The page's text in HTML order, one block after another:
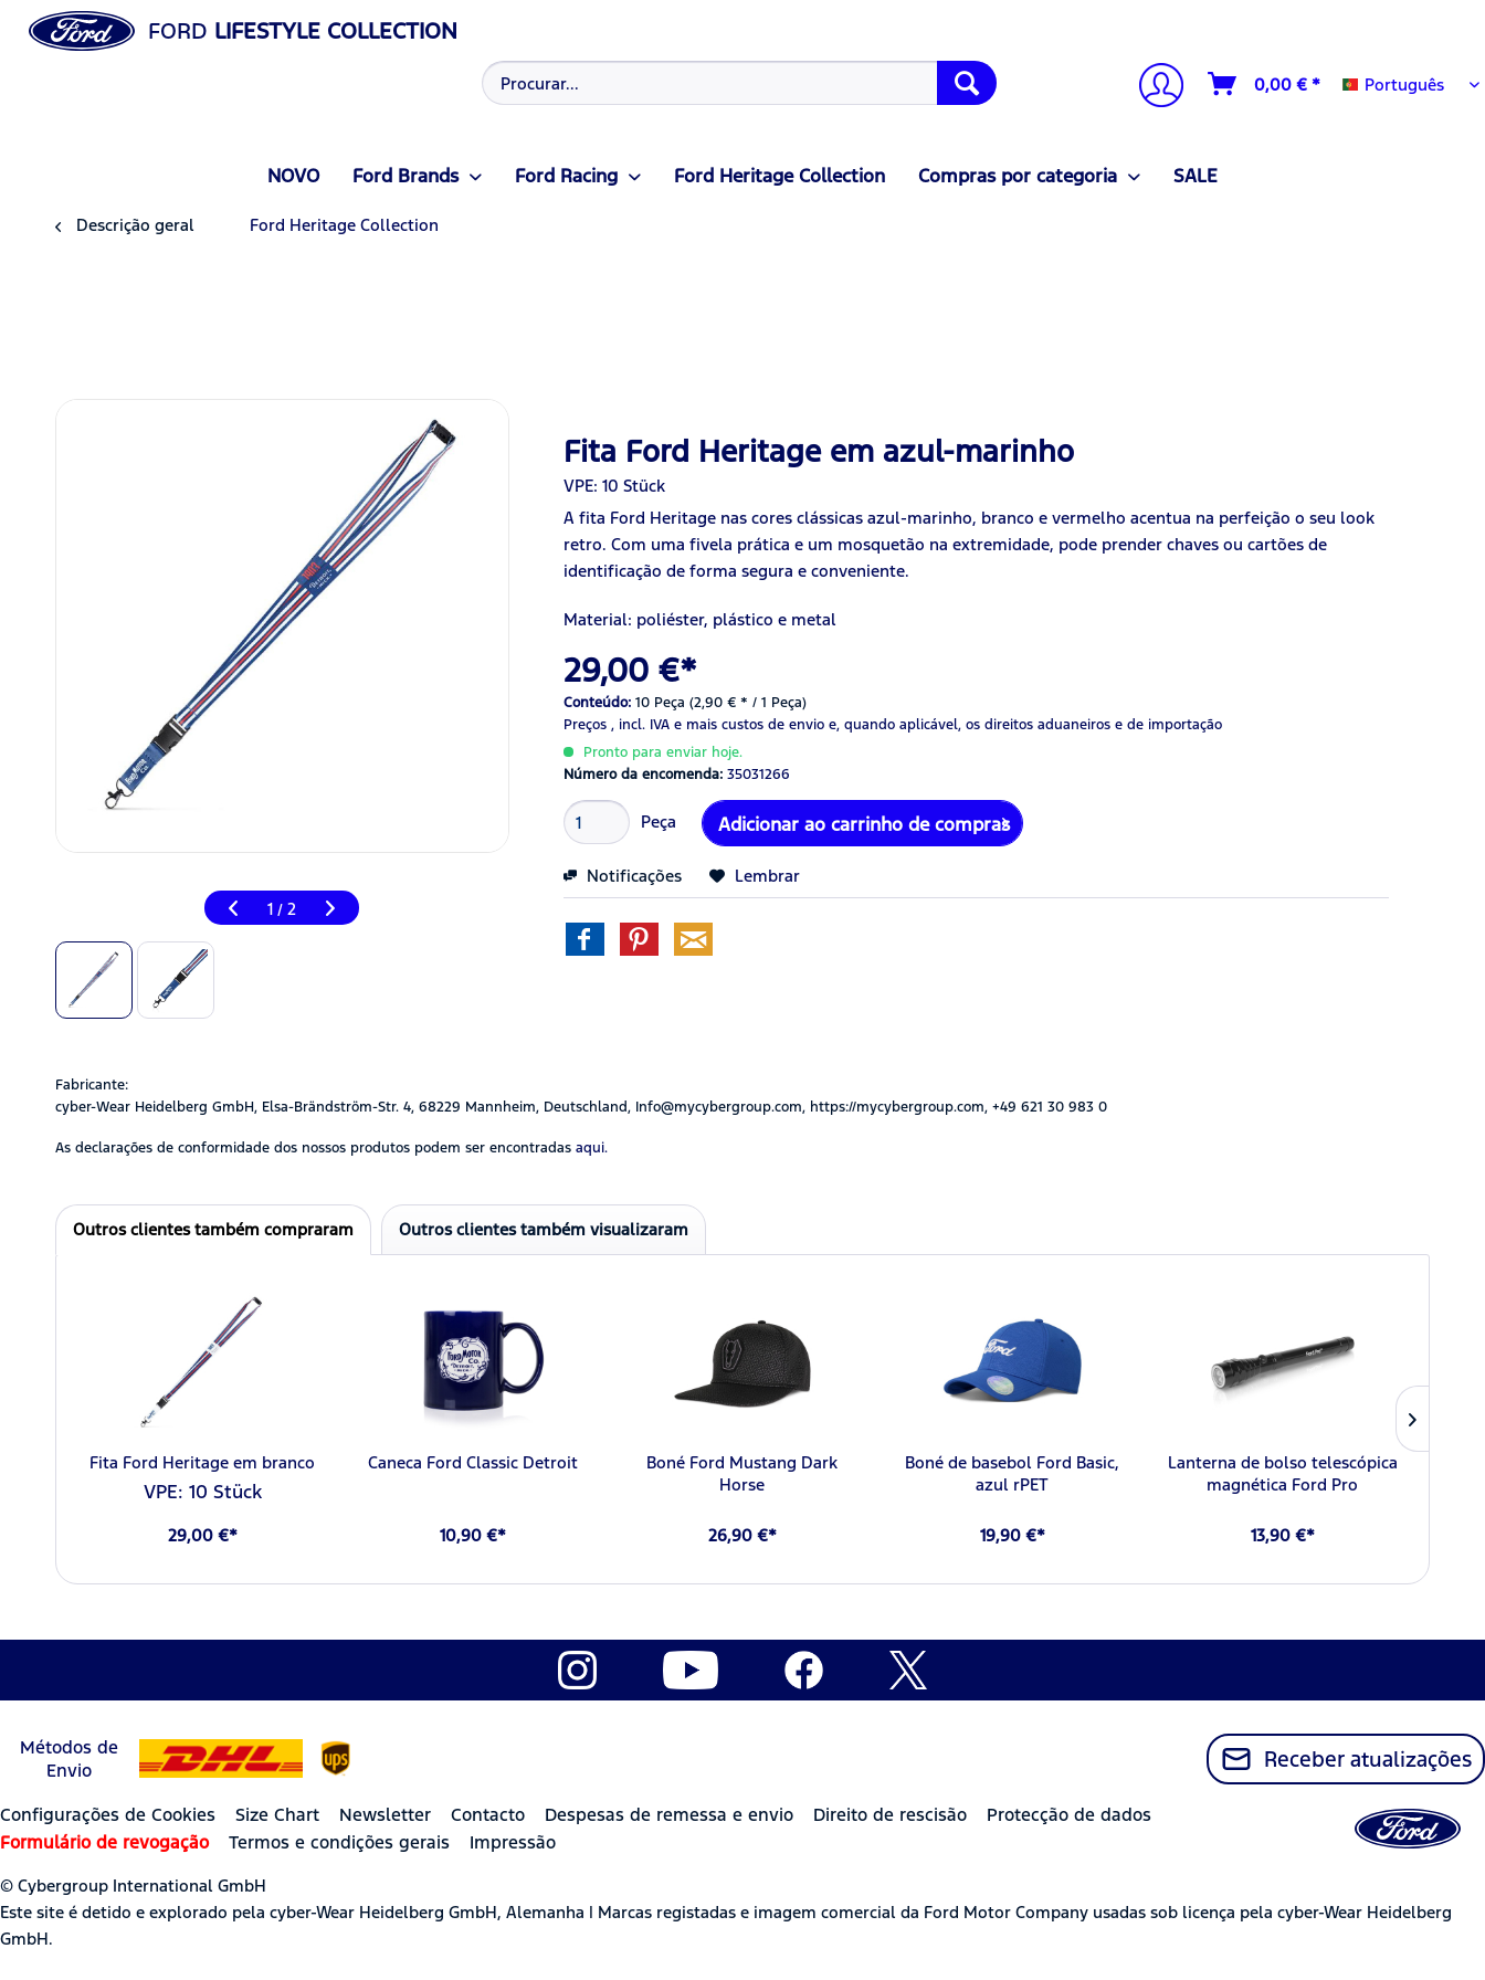
FORD LIFESTYLE COLLECTION
0,00 € * Português
Português
NOVO Ford Brands Ford Racing Ford Heritage Collection Compras por categoria SALE
Descrição geral Ford Heritage Collection
1 / 2
Fita Ford Heritage em azul-marinho
VPE: 10 Stück
A fita Ford Heritage nas cores clássicas azul-marinho, branco e vermelho acentua na perfeição o seu look
retro. Com uma fivela prática e um mosquetão na extremidade, pode prender chaves ou cartões de
identificação de forma segura e conveniente.
Material: poliéster, plástico e metal
29,00 €*
Conteúdo:10 Peça (2,90 € * / 1 Peça)
Preços , incl. IVAe mais custos de envio e, quando aplicável, os direitos aduaneiros e de importação
Pronto para enviar hoje.
Número da encomenda:35031266
Peça Adicionar ao carrinho de compras
Notificações Lembrar
Fabricante:
cyber-Wear Heidelberg GmbH, Elsa-Brändström-Str. 4, 68229 Mannheim, Deutschland, Info@mycybergroup.com, https://mycybergroup.com, +49 621 30 983 0
As declarações de conformidade dos nossos produtos podem ser encontradas aqui.
Outros clientes também compraram Outros clientes também visualizaram
Fita Ford Heritage em branco
VPE: 10 Stück
29,00 €*
Caneca Ford Classic Detroit
10,90 €*
Boné Ford Mustang Dark
Horse
26,90 €*
Boné de basebol Ford Basic,
azul rPET
19,90 €*
Lanterna de bolso telescópica
magnética Ford Pro
13,90 €*
Métodos de
Envio
Receber atualizações
Configurações de Cookies Size Chart Newsletter Contacto Despesas de remessa e envio Direito de rescisão
Protecção de dados
Formulário de revogação
Termos e condições gerais Impressão
© Cybergroup International GmbH
Este site é detido e explorado pela cyber-Wear Heidelberg GmbH, Alemanha | Marcas registadas e imagem comercial da Ford Motor Company usadas sob licença pela cyber-Wear Heidelberg
GmbH.